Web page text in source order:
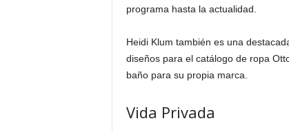
programa hasta la actualidad.
Heidi Klum también es una
diseños para el catálogo de ropa
baño para su propia marca.
Vida Privada